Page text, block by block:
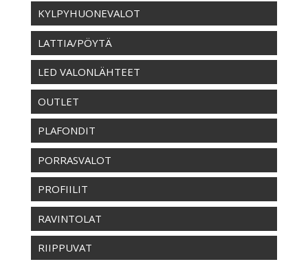
KYLPYHUONEVALOT
LATTIA/PÖYTÄ
LED VALONLÄHTEET
OUTLET
PLAFONDIT
PORRASVALOT
PROFIILIT
RAVINTOLAT
RIIPPUVAT